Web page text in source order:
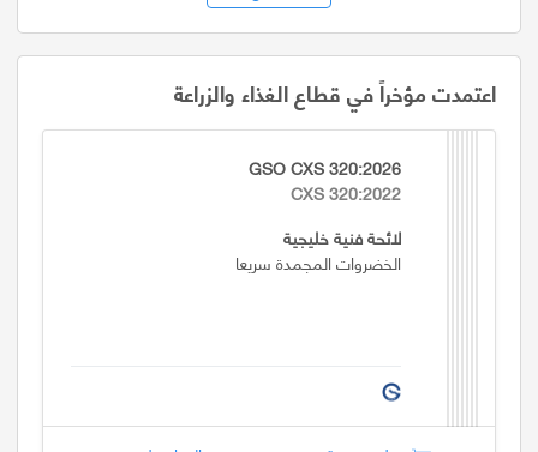
اعتمدت مؤخراً في قطاع الغذاء والزراعة
GSO CXS 320:2026
CXS 320:2022
لائحة فنية خليجية
الخضروات المجمدة سريعا